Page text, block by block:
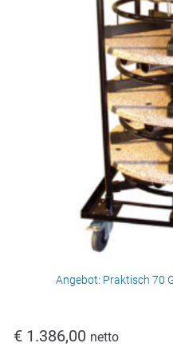
Angebot: Praktisch 70
€ 1.386,00 netto